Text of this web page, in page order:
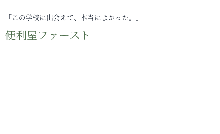
「この学校に出会えて、本当によかった。」
便利屋ファースト